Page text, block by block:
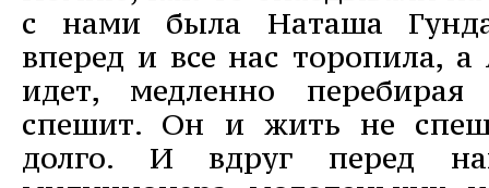
с нами была Наташа
вперед и все нас торопила,
идет, медленно
спешит. Он и жить не
долго. И вдруг перед